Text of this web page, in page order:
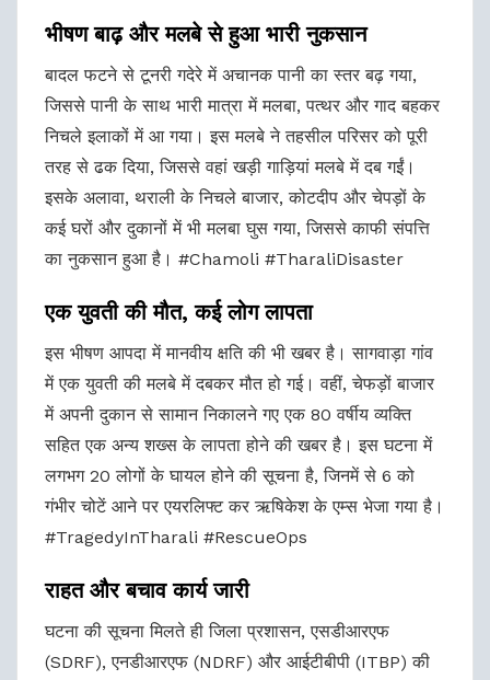
भीषण बाढ़ और मलबे से हुआ भारी नुकसान
बादल फटने से टूनरी गदेरे में अचानक पानी का स्तर बढ़ गया,
जिससे पानी के साथ भारी मात्रा में मलबा, पत्थर और गाद बहकर
निचले इलाकों में आ गया। इस मलबे ने तहसील परिसर को पूरी
तरह से ढक दिया, जिससे वहां खड़ी गाड़ियां मलबे में दब गईं।
इसके अलावा, थराली के निचले बाजार, कोटदीप और चेपड़ों के
कई घरों और दुकानों में भी मलबा घुस गया, जिससे काफी संपत्ति
का नुकसान हुआ है। #Chamoli #TharaliDisaster
एक युवती की मौत, कई लोग लापता
इस भीषण आपदा में मानवीय क्षति की भी खबर है। सागवाड़ा गांव
में एक युवती की मलबे में दबकर मौत हो गई। वहीं, चेफड़ों बाजार
में अपनी दुकान से सामान निकालने गए एक 80 वर्षीय व्यक्ति
सहित एक अन्य शख्स के लापता होने की खबर है। इस घटना में
लगभग 20 लोगों के घायल होने की सूचना है, जिनमें से 6 को
गंभीर चोटें आने पर एयरलिफ्ट कर ऋषिकेश के एम्स भेजा गया है।
#TragedyInTharali #RescueOps
राहत और बचाव कार्य जारी
घटना की सूचना मिलते ही जिला प्रशासन, एसडीआरएफ
(SDRF), एनडीआरएफ (NDRF) और आईटीबीपी (ITBP) की